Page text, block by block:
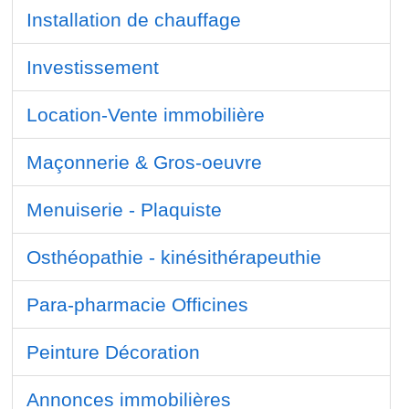
Installation de chauffage
Investissement
Location-Vente immobilière
Maçonnerie & Gros-oeuvre
Menuiserie - Plaquiste
Osthéopathie - kinésithérapeuthie
Para-pharmacie Officines
Peinture Décoration
Annonces immobilières